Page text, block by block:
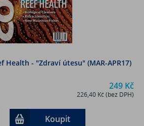
Health - "Zdraví útesu" (MAR-APR17)
249 Kč
226,40 Kč (bez DPH)
Koupit